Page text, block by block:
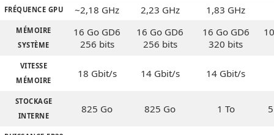
FRÉQUENCE GPU ~2,18 GHz 2,23 GHz 1,83 GHz
MÉMOIRE
SYSTÈME
16 Go GD6
256 bits
16 Go GD6
256 bits
16 Go GD6
320 bits
VITESSE
MÉMOIRE
18 Gbit/s 14 Gbit/s 14 Gbit/s
STOCKAGE
INTERNE
825 Go 825 Go 1 To